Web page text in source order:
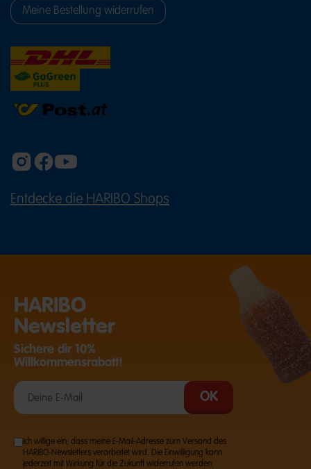
Meine Bestellung widerrufen
Entdecke die HARIBO Shops
HARIBO
Newsletter
Sichere dir 10%
Willkommensrabatt!
Ich willige ein, dass meine E-Mail-Adresse zum Versand des
HARIBO-Newsletters verarbeitet wird. Die Einwilligung kann
jederzeit mit Wirkung für die Zukunft widerrufen werden.